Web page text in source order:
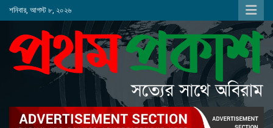
Skip
to
শনিবার, আগস্ট ৮, ২০২৬